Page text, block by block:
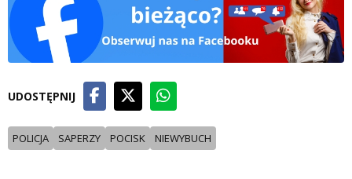
UDOSTĘPNIJ
POLICJA SAPERZY POCISK NIEWYBUCH